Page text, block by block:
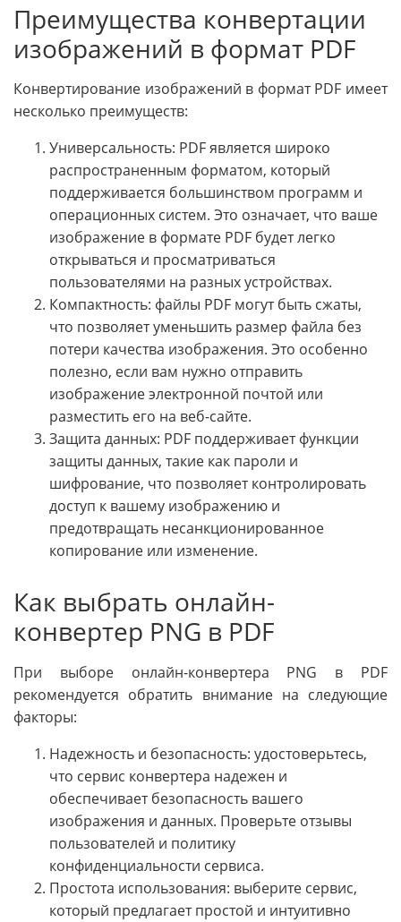
Преимущества конвертации
изображений в формат PDF
Конвертирование изображений в формат PDF имеет
несколько преимуществ:
Универсальность: PDF является широко
распространенным форматом, который
поддерживается большинством программ и
операционных систем. Это означает, что ваше
изображение в формате PDF будет легко
открываться и просматриваться
пользователями на разных устройствах.
Компактность: файлы PDF могут быть сжаты,
что позволяет уменьшить размер файла без
потери качества изображения. Это особенно
полезно, если вам нужно отправить
изображение электронной почтой или
разместить его на веб-сайте.
Защита данных: PDF поддерживает функции
защиты данных, такие как пароли и
шифрование, что позволяет контролировать
доступ к вашему изображению и
предотвращать несанкционированное
копирование или изменение.
Как выбрать онлайн-
конвертер PNG в PDF
При выборе онлайн-конвертера PNG в PDF
рекомендуется обратить внимание на следующие
факторы:
Надежность и безопасность: удостоверьтесь,
что сервис конвертера надежен и
обеспечивает безопасность вашего
изображения и данных. Проверьте отзывы
пользователей и политику
конфиденциальности сервиса.
Простота использования: выберите сервис,
который предлагает простой и интуитивно